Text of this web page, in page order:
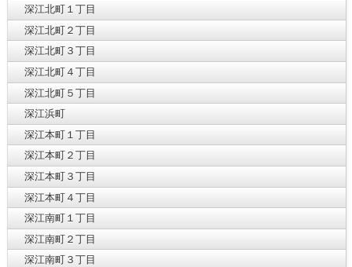
深江北町１丁目
深江北町２丁目
深江北町３丁目
深江北町４丁目
深江北町５丁目
深江浜町
深江本町１丁目
深江本町２丁目
深江本町３丁目
深江本町４丁目
深江南町１丁目
深江南町２丁目
深江南町３丁目